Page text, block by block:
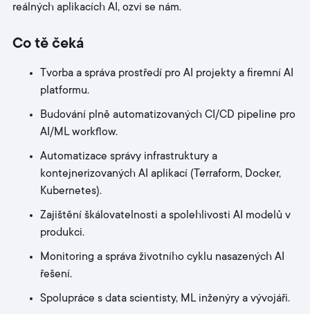
reálných aplikacích AI, ozvi se nám.
Co tě čeká
Tvorba a správa prostředí pro AI projekty a firemní AI
platformu.
Budování plně automatizovaných CI/CD pipeline pro
AI/ML workflow.
Automatizace správy infrastruktury a
kontejnerizovaných AI aplikací (Terraform, Docker,
Kubernetes).
Zajištění škálovatelnosti a spolehlivosti AI modelů v
produkci.
Monitoring a správa životního cyklu nasazených AI
řešení.
Spolupráce s data scientisty, ML inženýry a vývojáři.